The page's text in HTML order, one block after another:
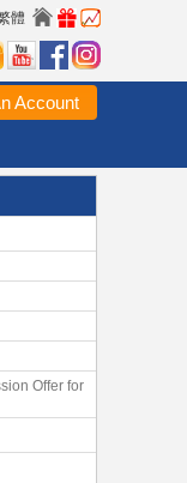
體
Account
Offer for